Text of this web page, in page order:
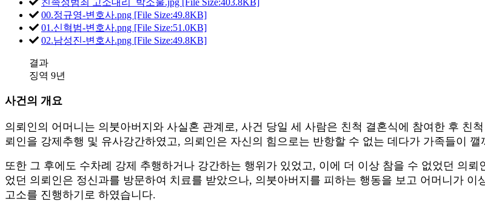
00.정규영-변호사.png [File Size:49.8KB]
01.신혁범-변호사.png [File Size:51.0KB]
02.남성진-변호사.png [File Size:49.8KB]
결과
징역 9년
사건의 개요
의뢰인의 어머니는 의붓아버지와 사실혼 관계로, 사건 당일 세 사람은 친척 결혼식에 참여한 후 친
뢰인을 강제추행 및 유사강간하였고, 의뢰인은 자신의 힘으로는 반항할 수 없는 데다가 가족들이
또한 그 후에도 수차례 강제 추행하거나 강간하는 행위가 있었고, 이에 더 이상 참을 수 없었던 의
었던 의뢰인은 정신과를 방문하여 치료를 받았으나, 의붓아버지를 피하는 행동을 보고 어머니가
고소를 진행하기로 하였습니다.